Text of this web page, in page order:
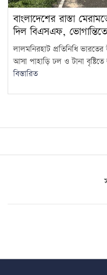
বাংলাদেশের রাস্তা
দিল বিএসএফ,
লালমনিরহাট প্রতিনিধি
আসা পাহাড়ি ঢল ও টানা
বিস্তারিত